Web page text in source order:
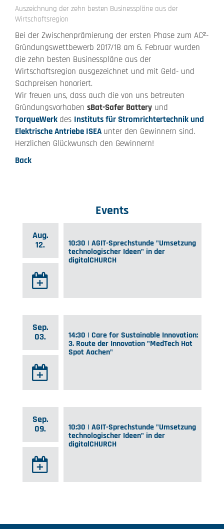
Auszeichnung der zehn besten Businesspläne aus der
Wirtschaftsregion
Bei der Zwischenprämierung der ersten Phase zum AC²-
Gründungswettbewerb 2017/18 am 6. Februar wurden
die zehn besten Businesspläne aus der
Wirtschaftsregion ausgezeichnet und mit Geld- und
Sachpreisen honoriert.
Wir freuen uns, dass auch die von uns betreuten
Gründungsvorhaben sBat-Safer Battery und
TorqueWerk des Instituts für Stromrichtertechnik und
Elektrische Antriebe ISEA unter den Gewinnern sind.
Herzlichen Glückwunsch den Gewinnern!
Back
Events
Aug.
12.
10:30 | AGIT-Sprechstunde "Umsetzung
technologischer Ideen" in der
digitalCHURCH
Sep.
03.
14:30 | Care for Sustainable Innovation:
3. Route der Innovation "MedTech Hot
Spot Aachen"
Sep.
09.
10:30 | AGIT-Sprechstunde "Umsetzung
technologischer Ideen" in der
digitalCHURCH